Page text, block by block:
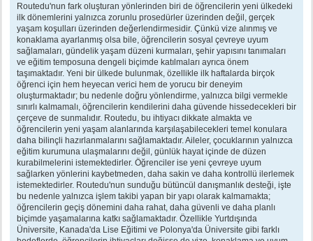
Routedu'nun fark oluşturan yönlerinden biri de öğrencilerin yeni ülkedeki
ilk dönemlerini yalnızca zorunlu prosedürler üzerinden değil, gerçek
yaşam koşulları üzerinden değerlendirmesidir. Çünkü vize alınmış ve
konaklama ayarlanmış olsa bile, öğrencilerin sosyal çevreye uyum
sağlamaları, gündelik yaşam düzeni kurmaları, şehir yapısını tanımaları
ve eğitim temposuna dengeli biçimde katılmaları ayrıca önem
taşımaktadır. Yeni bir ülkede bulunmak, özellikle ilk haftalarda birçok
öğrenci için hem heyecan verici hem de yorucu bir deneyim
oluşturmaktadır; bu nedenle doğru yönlendirme, yalnızca bilgi vermekle
sınırlı kalmamalı, öğrencilerin kendilerini daha güvende hissedecekleri bir
çerçeve de sunmalıdır. Routedu, bu ihtiyacı dikkate almakta ve
öğrencilerin yeni yaşam alanlarında karşılaşabilecekleri temel konulara
daha bilinçli hazırlanmalarını sağlamaktadır. Aileler, çocuklarının yalnızca
eğitim kurumuna ulaşmalarını değil, günlük hayat içinde de düzen
kurabilmelerini istemektedirler. Öğrenciler ise yeni çevreye uyum
sağlarken yönlerini kaybetmeden, daha sakin ve daha kontrollü ilerlemek
istemektedirler. Routedu'nun sunduğu bütüncül danışmanlık desteği, işte
bu nedenle yalnızca işlem takibi yapan bir yapı olarak kalmamakta;
öğrencilerin geçiş dönemini daha rahat, daha güvenli ve daha planlı
biçimde yaşamalarına katkı sağlamaktadır. Özellikle Yurtdışında
Üniversite, Kanada'da Lise Eğitimi ve Polonya'da Üniversite gibi farklı